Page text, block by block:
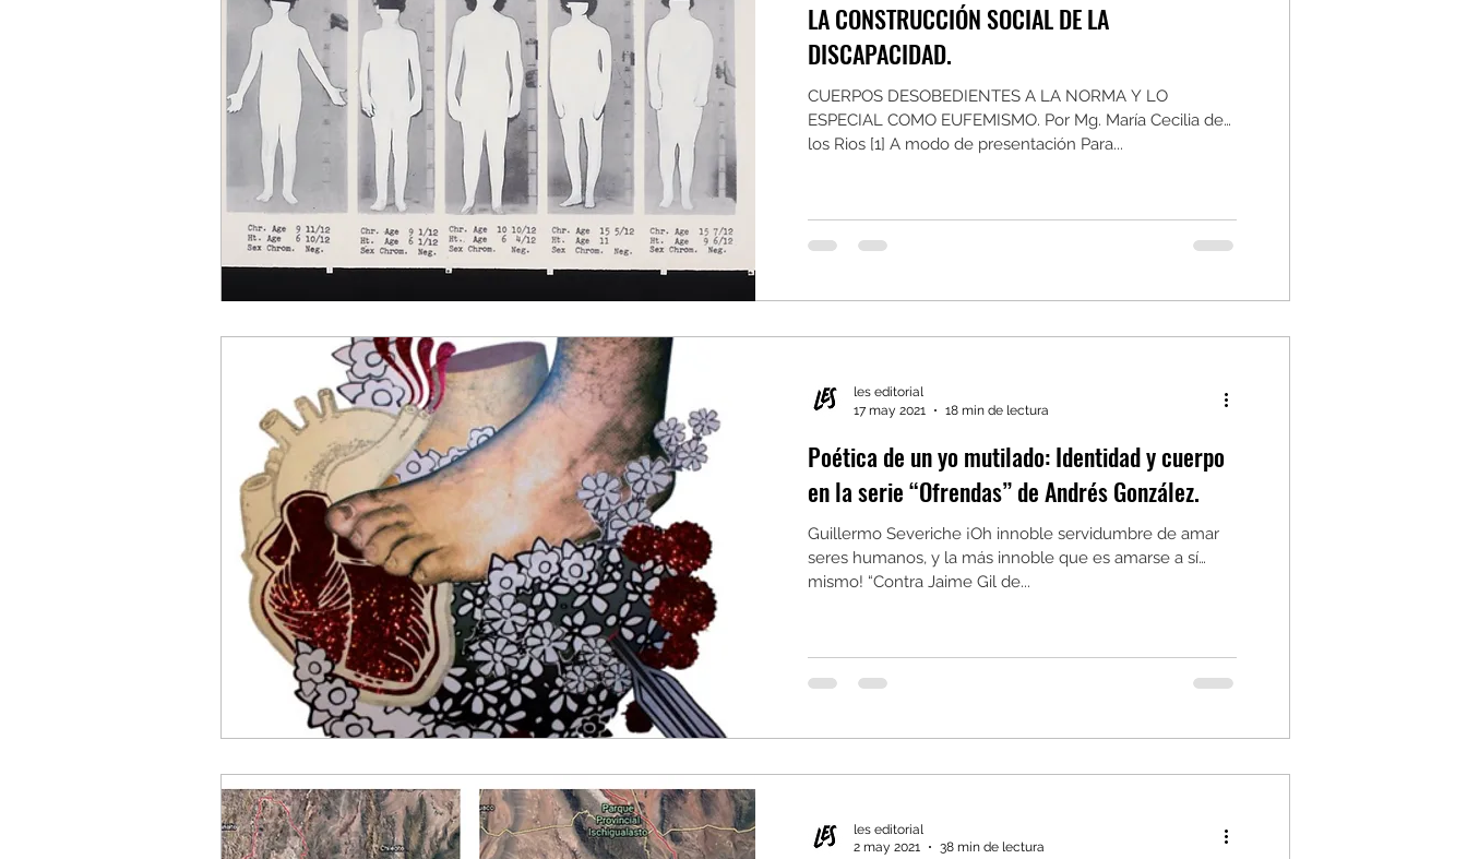
LA CONSTRUCCIÓN SOCIAL DE LA
DISCAPACIDAD.
CUERPOS DESOBEDIENTES A LA NORMA Y LO
ESPECIAL COMO EUFEMISMO. Por Mg. María Cecilia de
los Rios [1] A modo de presentación Para...
les editorial
17 may 2021
18 min de lectura
Poética de un yo mutilado: Identidad y cuerpo
en la serie “Ofrendas” de Andrés González.
Guillermo Severiche ¡Oh innoble servidumbre de amar
seres humanos, y la más innoble que es amarse a sí
mismo! “Contra Jaime Gil de...
les editorial
2 may 2021
38 min de lectura